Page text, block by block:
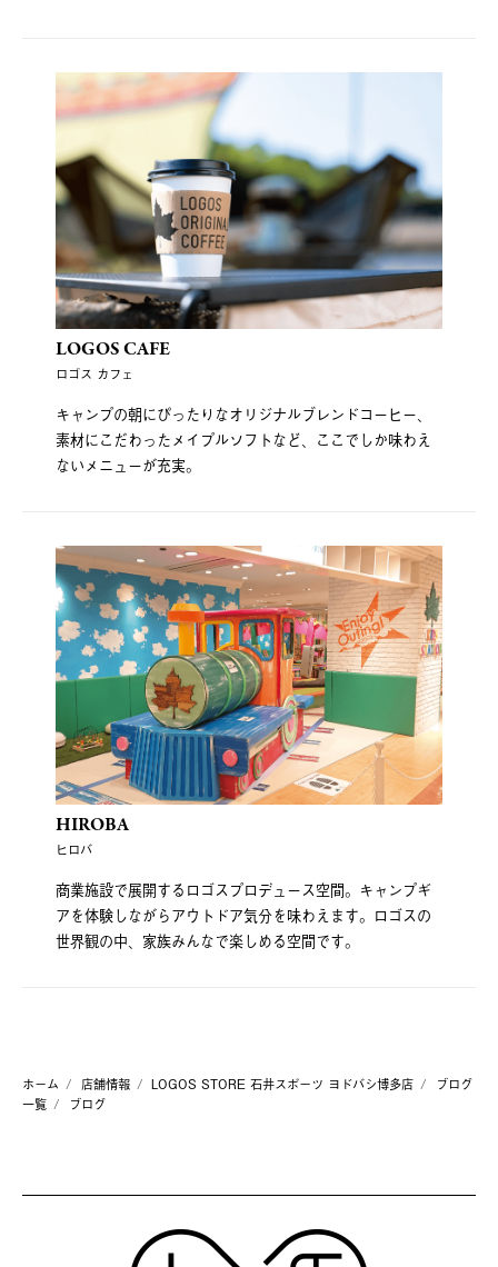
LOGOS CAFE
ロゴス カフェ
キャンプの朝にぴったりなオリジナルブレンドコーヒー、
素材にこだわったメイプルソフトなど、ここでしか味わえ
ないメニューが充実。
HIROBA
ヒロバ
商業施設で展開するロゴスプロデュース空間。キャンプギ
アを体験しながらアウトドア気分を味わえます。ロゴスの
世界観の中、家族みんなで楽しめる空間です。
ホーム 店舗情報 LOGOS STORE 石井スポーツ ヨドバシ博多店
ブログ
一覧
ブログ